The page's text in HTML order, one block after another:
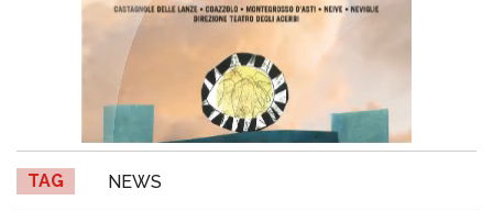
TAG NEWS